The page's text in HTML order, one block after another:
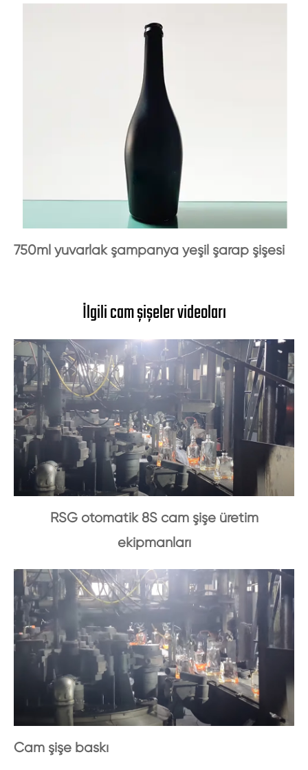
750ml yuvarlak şampanya yeşil şarap şişesi
İlgili cam şişeler videoları
RSG otomatik 8S cam şişe üretim
ekipmanları
Cam şişe baskı